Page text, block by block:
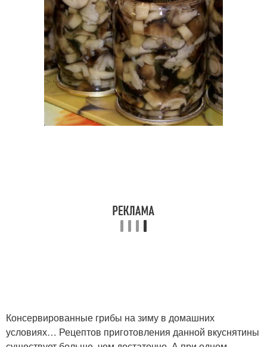
Консервированные грибы на зиму в домашних
условиях… Рецептов приготовления данной вкуснятины